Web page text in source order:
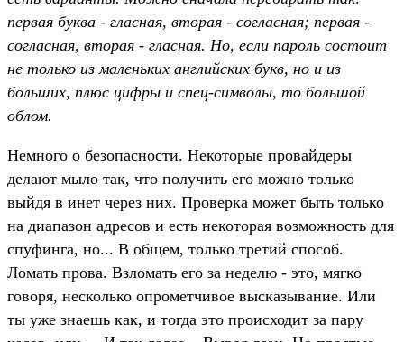
первая буква - гласная, вторая - согласная; первая -
согласная, вторая - гласная. Но, если пароль состоит
не только из маленьких английских букв, но и из
больших, плюс цифры и спец-символы, то большой
облом.
Немного о безопасности. Некоторые провайдеры
делают мыло так, что получить его можно только
выйдя в инет через них. Проверка может быть только
на диапазон адресов и есть некоторая возможность для
спуфинга, но... В общем, только третий способ.
Ломать прова. Взломать его за неделю - это, мягко
говоря, несколько опрометчивое высказывание. Или
ты уже знаешь как, и тогда это происходит за пару